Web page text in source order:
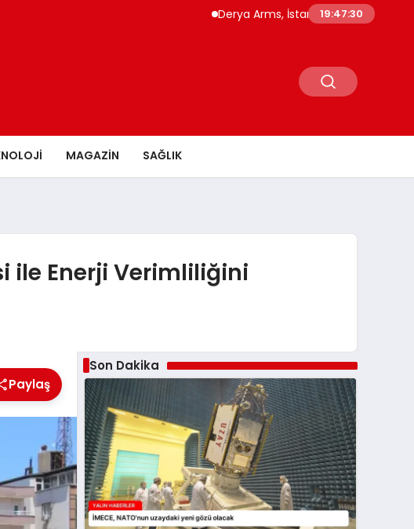
Derya Arms, İstanbul Prohunt 2026’da
19:47:31
MAGAZİN SAĞLIK
ile Enerji Verimliliğini
Paylaş
Son Dakika